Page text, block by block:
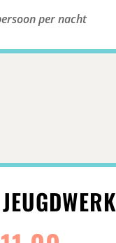
per nacht